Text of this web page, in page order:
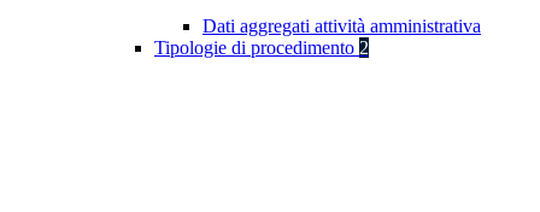
Dati aggregati attività amministrativa
Tipologie di procedimento 2